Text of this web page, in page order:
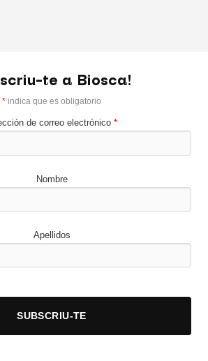
te a Biosca!
* indica que es obligatorio
de correo electrónico *
Nombre
Apellidos